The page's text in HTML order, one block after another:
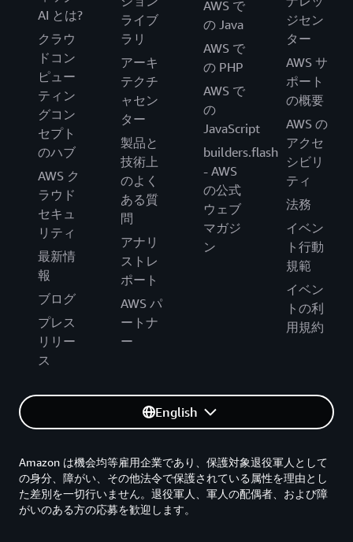
AI とは?
クラウ
ドコン
ピュー
ティン
グコン
セプト
のハブ
AWS ク
ラウド
セキュ
リティ
最新情
報
ブログ
プレス
リリー
ス
ライブ
ラリ
アーキ
テクチ
ャセン
ター
製品と
技術上
のよく
ある質
問
アナリ
ストレ
ポート
AWS パ
ートナ
ー
AWS で
の Java
AWS で
の PHP
AWS で
の
JavaScript
builders.flash
- AWS
の公式
ウェブ
マガジ
ン
ジセン
ター
AWS サ
ポート
の概要
AWS の
アクセ
シビリ
ティ
法務
イベン
ト行動
規範
イベン
トの利
用規約
English
Amazon は機会均等雇用企業であり、保護対象退役軍人として
の身分、障がい、その他法令で保護されている属性を理由とし
た差別を一切行いません。退役軍人、軍人の配偶者、および障
がいのある方の応募を歓迎します。